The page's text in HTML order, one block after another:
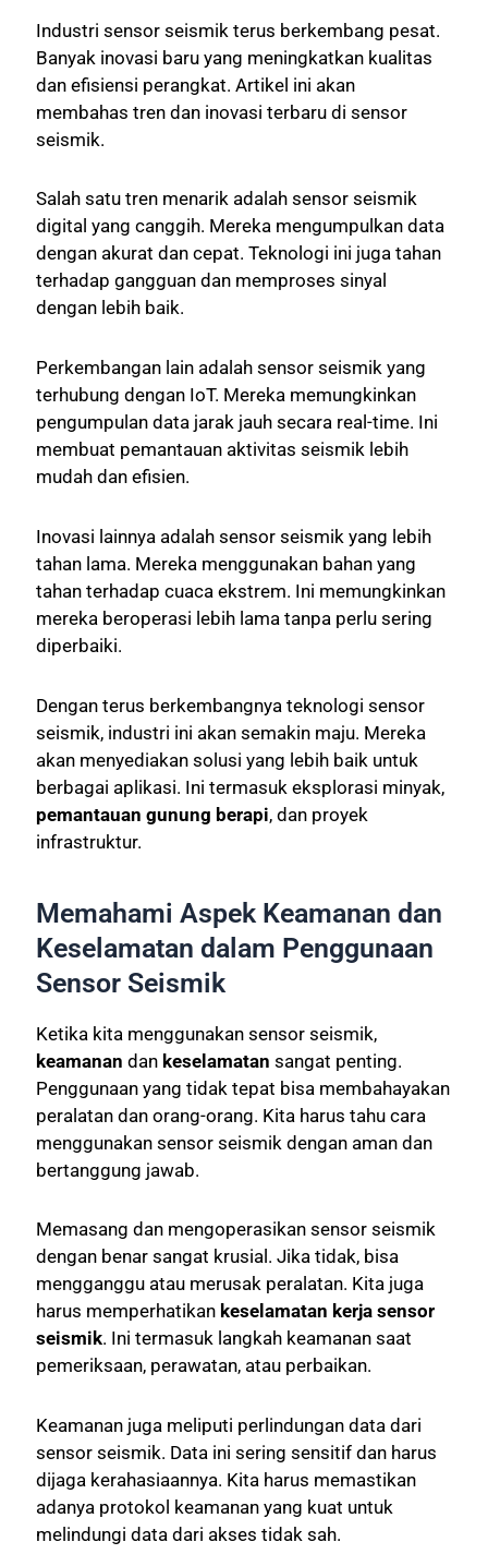
Industri sensor seismik terus berkembang pesat.
Banyak inovasi baru yang meningkatkan kualitas
dan efisiensi perangkat. Artikel ini akan
membahas tren dan inovasi terbaru di sensor
seismik.
Salah satu tren menarik adalah sensor seismik
digital yang canggih. Mereka mengumpulkan data
dengan akurat dan cepat. Teknologi ini juga tahan
terhadap gangguan dan memproses sinyal
dengan lebih baik.
Perkembangan lain adalah sensor seismik yang
terhubung dengan IoT. Mereka memungkinkan
pengumpulan data jarak jauh secara real-time. Ini
membuat pemantauan aktivitas seismik lebih
mudah dan efisien.
Inovasi lainnya adalah sensor seismik yang lebih
tahan lama. Mereka menggunakan bahan yang
tahan terhadap cuaca ekstrem. Ini memungkinkan
mereka beroperasi lebih lama tanpa perlu sering
diperbaiki.
Dengan terus berkembangnya teknologi sensor
seismik, industri ini akan semakin maju. Mereka
akan menyediakan solusi yang lebih baik untuk
berbagai aplikasi. Ini termasuk eksplorasi minyak,
pemantauan gunung berapi, dan proyek
infrastruktur.
Memahami Aspek Keamanan dan
Keselamatan dalam Penggunaan
Sensor Seismik
Ketika kita menggunakan sensor seismik,
keamanan dan keselamatan sangat penting.
Penggunaan yang tidak tepat bisa membahayakan
peralatan dan orang-orang. Kita harus tahu cara
menggunakan sensor seismik dengan aman dan
bertanggung jawab.
Memasang dan mengoperasikan sensor seismik
dengan benar sangat krusial. Jika tidak, bisa
mengganggu atau merusak peralatan. Kita juga
harus memperhatikan keselamatan kerja sensor
seismik. Ini termasuk langkah keamanan saat
pemeriksaan, perawatan, atau perbaikan.
Keamanan juga meliputi perlindungan data dari
sensor seismik. Data ini sering sensitif dan harus
dijaga kerahasiaannya. Kita harus memastikan
adanya protokol keamanan yang kuat untuk
melindungi data dari akses tidak sah.